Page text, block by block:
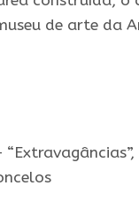
de arte da